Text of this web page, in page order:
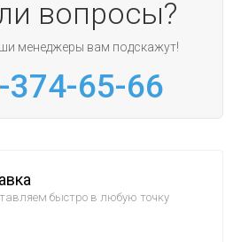
вопросы?
менеджеры вам подскажут!
-374-65-66
быстро в любую точку